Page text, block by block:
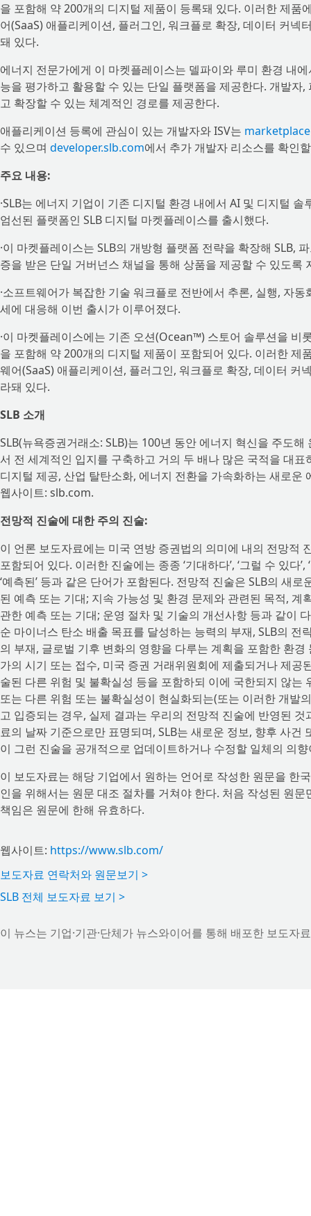
을 포함해 약 200개의 디지털 제품이 등록돼 있다. 이러한 제
어(SaaS) 애플리케이션, 플러그인, 워크플로 확장, 데이터 커넥
돼 있다.
에너지 전문가에게 이 마켓플레이스는 델파이와 루미 환경 내
능을 평가하고 활용할 수 있는 단일 플랫폼을 제공한다. 개발자
고 확장할 수 있는 체계적인 경로를 제공한다.
애플리케이션 등록에 관심이 있는 개발자와 ISV는
수 있으며 developer.slb.com에서 추가 개발자 리소스를 확인
주요 내용:
·SLB는 에너지 기업이 기존 디지털 환경 내에서 AI 및 디지털
엄선된 플랫폼인 SLB 디지털 마켓플레이스를 출시했다.
·이 마켓플레이스는 SLB의 개방형 플랫폼 전략을 확장해 SLB,
증을 받은 단일 거버넌스 채널을 통해 상품을 제공할 수 있도록
·소프트웨어가 복잡한 기술 워크플로 전반에서 추론, 실행, 자
세에 대응해 이번 출시가 이루어졌다.
·이 마켓플레이스에는 기존 오션(Ocean™) 스토어 솔루션을 비
을 포함해 약 200개의 디지털 제품이 포함되어 있다. 이러한
웨어(SaaS) 애플리케이션, 플러그인, 워크플로 확장, 데이터 커
라돼 있다.
SLB 소개
SLB(뉴욕증권거래소: SLB)는 100년 동안 에너지 혁신을 주도
서 전 세계적인 입지를 구축하고 거의 두 배나 많은 국적을 대
디지털 제공, 산업 탈탄소화, 에너지 전환을 가속화하는 새로
웹사이트: slb.com.
전망적 진술에 대한 주의 진술:
이 언론 보도자료에는 미국 연방 증권법의 의미에 내의 전망적
포함되어 있다. 이러한 진술에는 종종 ‘기대하다’, ‘그럴 수 있다’, ‘
‘예측된’ 등과 같은 단어가 포함된다. 전망적 진술은 SLB의 새
된 예측 또는 기대; 지속 가능성 및 환경 문제와 관련된 목적,
관한 예측 또는 기대; 운영 절차 및 기술의 개선사항 등과 같이
순 마이너스 탄소 배출 목표를 달성하는 능력의 부재, SLB의
의 부재, 글로벌 기후 변화의 영향을 다루는 계획을 포함한 환
가의 시기 또는 접수, 미국 증권 거래위원회에 제출되거나 제공
술된 다른 위험 및 불확실성 등을 포함하되 이에 국한되지 않
또는 다른 위험 또는 불확실성이 현실화되는(또는 이러한 개발
고 입증되는 경우, 실제 결과는 우리의 전망적 진술에 반영된
료의 날짜 기준으로만 표명되며, SLB는 새로운 정보, 향후 사
이 그런 진술을 공개적으로 업데이트하거나 수정할 일체의 의
이 보도자료는 해당 기업에서 원하는 언어로 작성한 원문을 한
인을 위해서는 원문 대조 절차를 거쳐야 한다. 처음 작성된 원
책임은 원문에 한해 유효하다.
웹사이트: https://www.slb.com/
보도자료 연락처와 원문보기 >
SLB 전체 보도자료 보기 >
이 뉴스는 기업·기관·단체가 뉴스와이어를 통해 배포한 보도자